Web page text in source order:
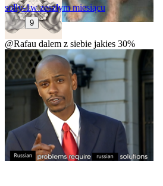
solly-1w zeszłym miesiącu
9
@Rafau dalem z siebie jakies 30%